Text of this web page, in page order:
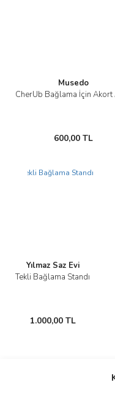
Musedo
CherUb Bağlama İçin Akort
600,00 TL
Yılmaz Saz Evi
Tekli Bağlama Standı
1.000,00 TL